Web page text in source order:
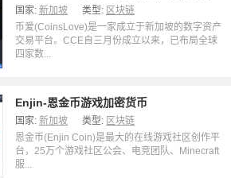
国家: 新加坡 类型: 区块链
币爱(CoinsLove)是一家成立于新加坡的数字资产
交易平台。CCE自三月份成立以来，已布局全球
四家数...
Enjin-恩金币游戏加密货币
国家: 新加坡 类型: 区块链
恩金币(Enjin Coin)是最大的在线游戏社区创作平
台，25万个游戏社区公会、电竞团队、Minecraft
服...